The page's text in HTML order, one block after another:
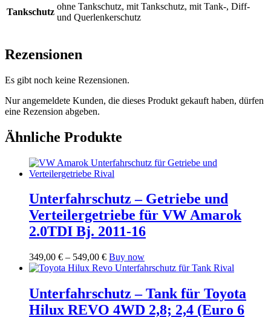
Tankschutz
ohne Tankschutz, mit Tankschutz, mit Tank-, Diff-
und Querlenkerschutz
Rezensionen
Es gibt noch keine Rezensionen.
Nur angemeldete Kunden, die dieses Produkt gekauft haben, dürfen
eine Rezension abgeben.
Ähnliche Produkte
Unterfahrschutz – Getriebe und
Verteilergetriebe für VW Amarok
2.0TDI Bj. 2011-16
349,00 € – 549,00 €Preisspanne:
349,00 €
549,00 €
Buy nowDieses
Produkt
mehrere
Varianten
auf.
Unterfahrschutz – Tank für Toyota
Hilux REVO 4WD 2,8; 2,4 (Euro 6